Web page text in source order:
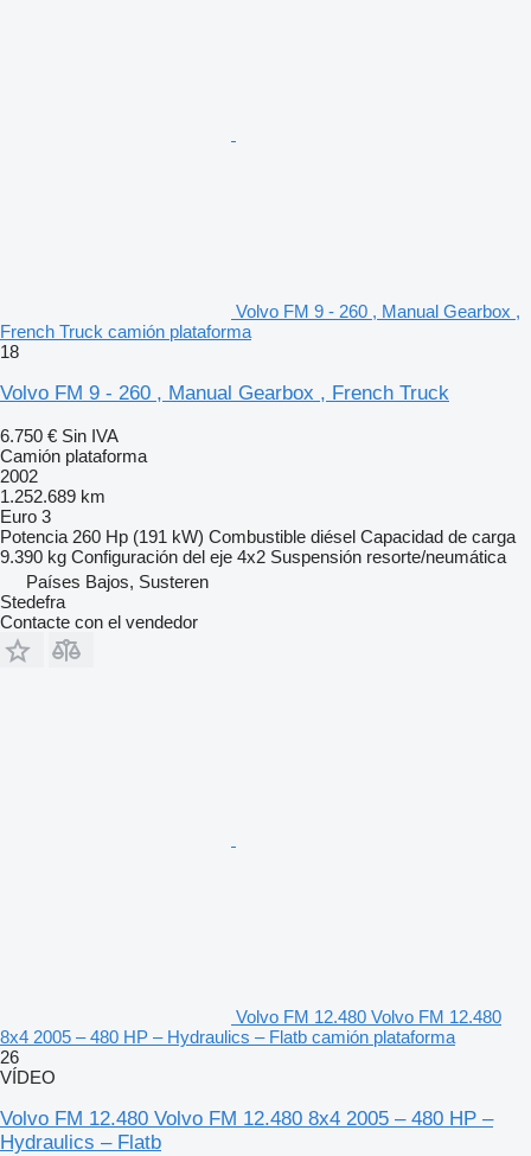
Volvo FM 9 - 260 , Manual Gearbox ,
French Truck camión plataforma
18
Volvo FM 9 - 260 , Manual Gearbox , French Truck
6.750 € Sin IVA
Camión plataforma
2002
1.252.689 km
Euro 3
Potencia 260 Hp (191 kW) Combustible diésel Capacidad de carga
9.390 kg Configuración del eje 4x2 Suspensión resorte/neumática
Países Bajos, Susteren
Stedefra
Contacte con el vendedor
Volvo FM 12.480 Volvo FM 12.480
8x4 2005 – 480 HP – Hydraulics – Flatb camión plataforma
26
VÍDEO
Volvo FM 12.480 Volvo FM 12.480 8x4 2005 – 480 HP –
Hydraulics – Flatb